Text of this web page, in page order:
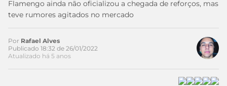
SITES
DE
APOSTAS
2026
TIMES
MEU
TIME
CAMPEONATOS
Flamengo ainda não oficializou a chegada de reforços, mas
teve rumores agitados no mercado
Por Rafael Alves
Publicado 18:32 de 26/01/2022
Atualizado há 5 anos